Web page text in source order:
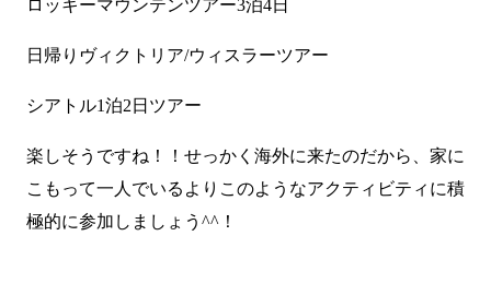
ロッキーマウンテンツアー3泊4日
日帰りヴィクトリア/ウィスラーツアー
シアトル1泊2日ツアー
楽しそうですね！！せっかく海外に来たのだから、家に
こもって一人でいるよりこのようなアクティビティに積
極的に参加しましょう^^！